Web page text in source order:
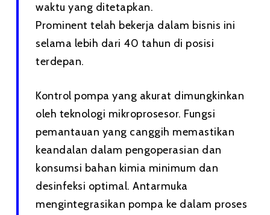
waktu yang ditetapkan.
Prominent telah bekerja dalam bisnis ini
selama lebih dari 40 tahun di posisi
terdepan.
Kontrol pompa yang akurat dimungkinkan
oleh teknologi mikroprosesor. Fungsi
pemantauan yang canggih memastikan
keandalan dalam pengoperasian dan
konsumsi bahan kimia minimum dan
desinfeksi optimal. Antarmuka
mengintegrasikan pompa ke dalam proses